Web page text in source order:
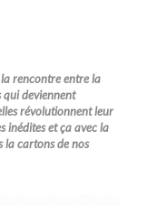
rencontre entre la
qui deviennent
révolutionnent leur
inédites et ça avec la
la cartons de nos